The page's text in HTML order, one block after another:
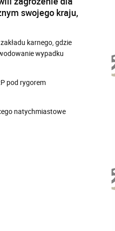
swojego kraju,
karnego, gdzie
wypadku
pod rygorem
natychmiastowe